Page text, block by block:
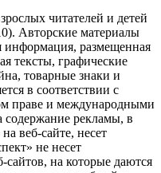
читателей и детей
Авторские материалы
размещенная
тексты, графические
товарные знаки и
в соответствии с
праве и международными
содержание рекламы, в
веб-сайте, несет
не несет
сайтов, на которые даются